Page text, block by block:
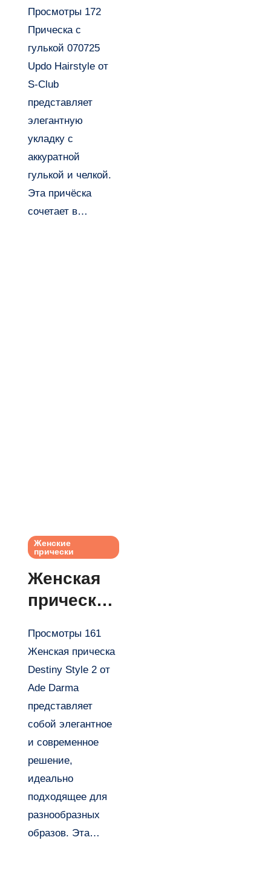
updo
Hairstyle
от S-Club
Просмотры 172
Прическа с
гулькой 070725
Updo Hairstyle от
S-Club
представляет
элегантную
укладку с
аккуратной
гулькой и челкой.
Эта причёска
сочетает в…
Женские
прически
Женская
прическа
Style 2
(Hairstyle)
от Ade
Darma
Просмотры 161 ​
Женская прическа
Destiny Style 2 от
Ade Darma
представляет
собой элегантное
и современное
решение,
идеально
подходящее для
разнообразных
образов. Эта…